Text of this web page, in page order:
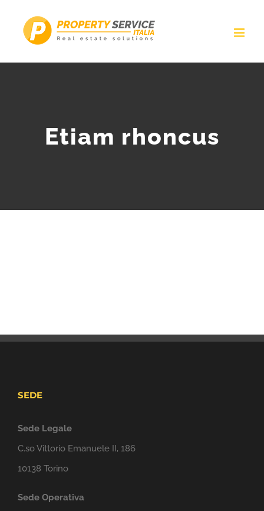
Etiam rhoncus
SEDE
Sede Legale
C.so Vittorio Emanuele II, 186
10138 Torino
Sede Operativa